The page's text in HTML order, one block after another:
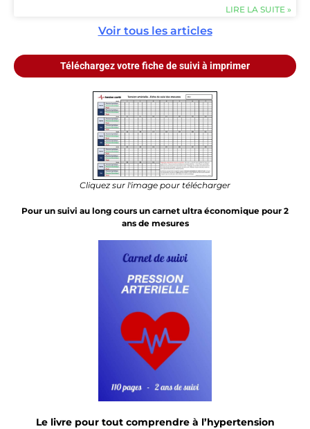
LIRE LA SUITE »
Voir tous les articles
Téléchargez votre fiche de suivi à imprimer
Cliquez sur l'image pour télécharger
Pour un suivi au long cours un carnet ultra économique pour 2
ans de mesures
Le livre pour tout comprendre à l’hypertension